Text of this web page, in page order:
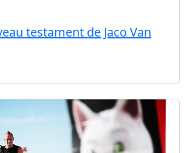
testament de Jaco Van